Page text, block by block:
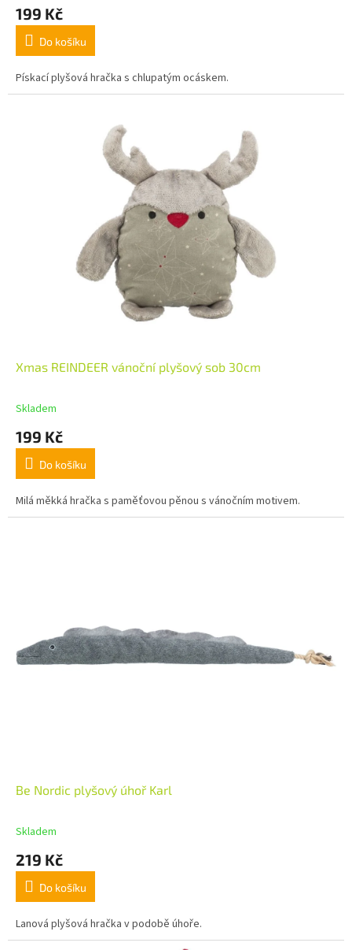
199 Kč
Do košíku
Pískací plyšová hračka s chlupatým ocáskem.
Xmas REINDEER vánoční plyšový sob 30cm
Skladem
199 Kč
Do košíku
Milá měkká hračka s paměťovou pěnou s vánočním motivem.
Be Nordic plyšový úhoř Karl
Skladem
219 Kč
Do košíku
Lanová plyšová hračka v podobě úhoře.